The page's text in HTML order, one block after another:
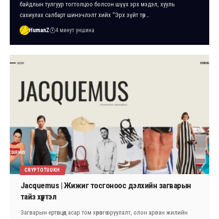
байдлын тулгуур тогтолцоо болсон шүүх эрх мэдэл, хууль
сахиулах салбарт шинэчлэлт хийх “Эрх зүйт төр…
HumanZ 4 минут уншина
CRYPTOTUUKH
Jacquemus | Жижиг тосгоноос дэлхийн загварын
тайз хүртэл
Загварын ертөнцөд асар том хөрөнгө оруулалт, олон арван жилийн